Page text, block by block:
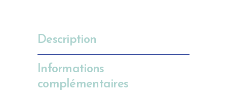
Description
Informations
complémentaires